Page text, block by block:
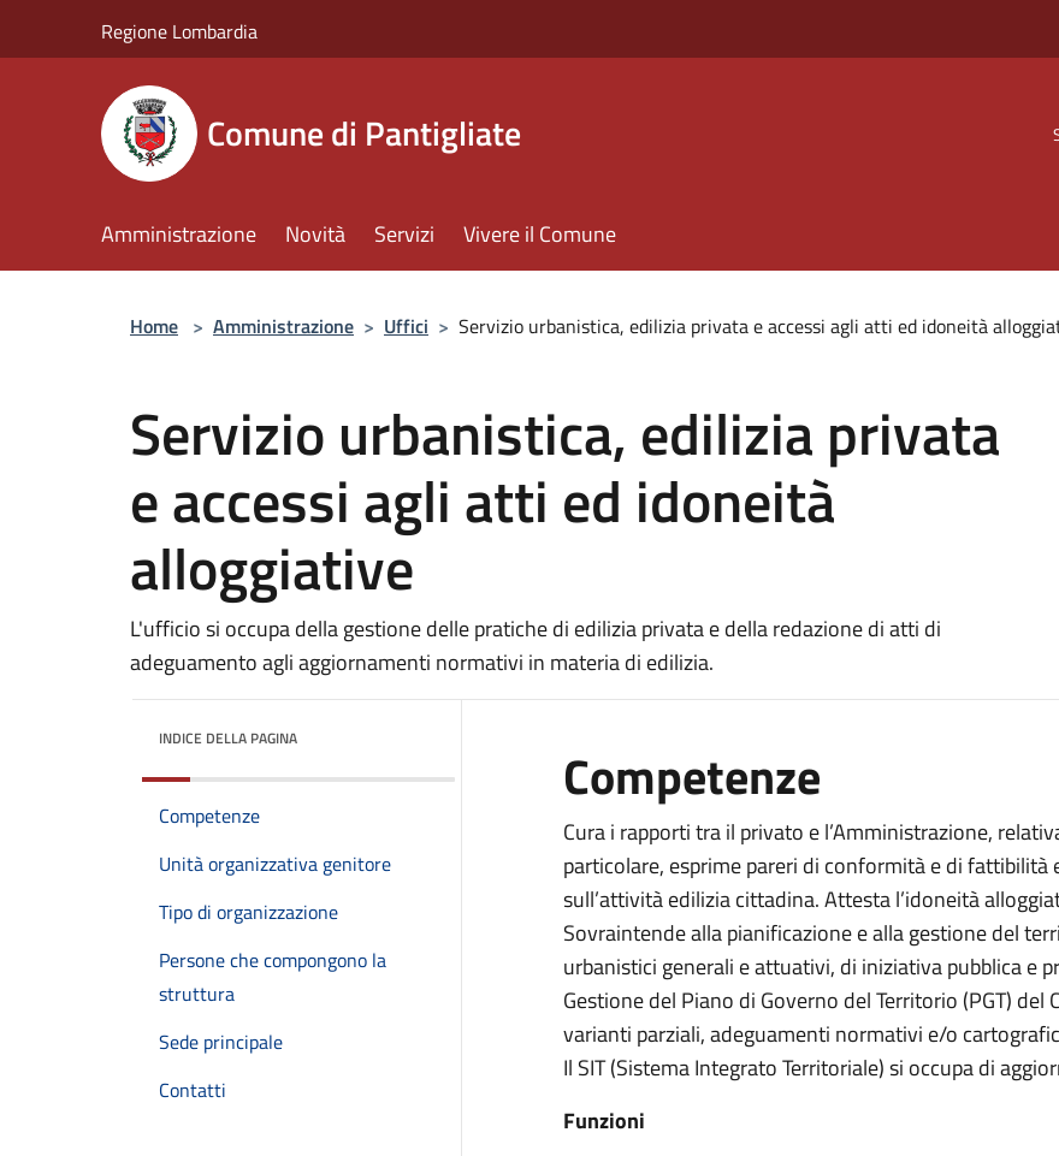
Regione Lombardia
Comune di Pantigliate
Amministrazione Novità Servizi Vivere il Comune
Home > Amministrazione > Uffici > Servizio urbanistica, edilizia privata e accessi agli atti ed idoneità
Servizio urbanistica, edilizia privata
e accessi agli atti ed idoneità
alloggiative
L'ufficio si occupa della gestione delle pratiche di edilizia privata e della redazione di atti di
adeguamento agli aggiornamenti normativi in materia di edilizia.
INDICE DELLA PAGINA
Competenze
Unità organizzativa genitore
Tipo di organizzazione
Persone che compongono la
struttura
Sede principale
Contatti
Competenze
Cura i rapporti tra il privato e l’Amministrazione,
particolare, esprime pareri di conformità e di fattibilità
sull’attività edilizia cittadina. Attesta l’idoneità
Sovraintende alla pianificazione e alla gestione del
urbanistici generali e attuativi, di iniziativa pubblica e
Gestione del Piano di Governo del Territorio (PGT)
varianti parziali, adeguamenti normativi e/o
Il SIT (Sistema Integrato Territoriale) si occupa di
Funzioni